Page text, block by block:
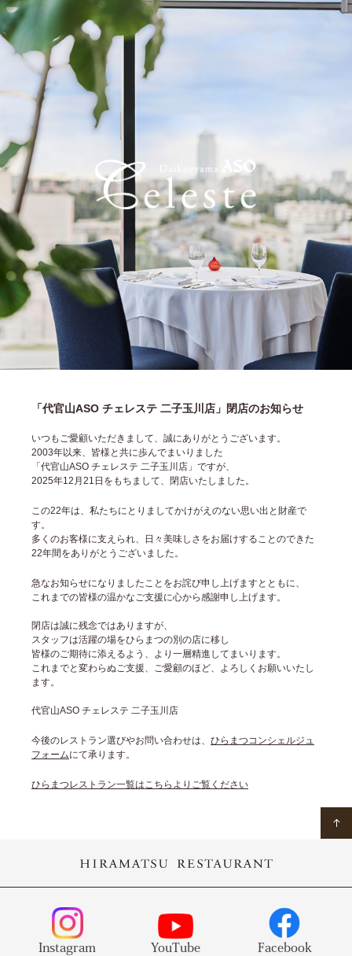
「代官山ASO チェレステ 二子玉川店」閉店のお知らせ
いつもご愛顧いただきまして、誠にありがとうございます。
2003年以来、皆様と共に歩んでまいりました
「代官山ASO チェレステ 二子玉川店」ですが、
2025年12月21日をもちまして、閉店いたしました。
この22年は、私たちにとりましてかけがえのない思い出と財産で
す。
多くのお客様に支えられ、日々美味しさをお届けすることのできた
22年間をありがとうございました。
急なお知らせになりましたことをお詫び申し上げますとともに、
これまでの皆様の温かなご支援に心から感謝申し上げます。
閉店は誠に残念ではありますが、
スタッフは活躍の場をひらまつの別の店に移し
皆様のご期待に添えるよう、より一層精進してまいります。
これまでと変わらぬご支援、ご愛顧のほど、よろしくお願いいたし
ます。
代官山ASO チェレステ 二子玉川店
今後のレストラン選びやお問い合わせは、 ひらまつコンシェルジュ
フォームにて承ります。
ひらまつレストラン一覧はこちらよりご覧ください
Instagram YouTube Facebook